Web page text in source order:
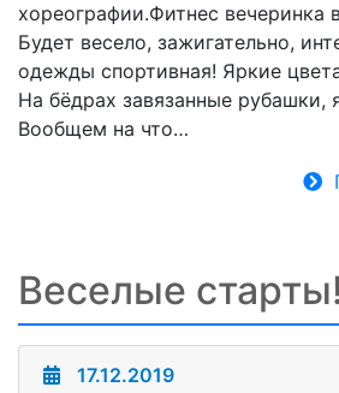
хореографии.Фитнес вечеринка
Будет весело, зажигательно,
одежды спортивная! Яркие
На бёдрах завязанные рубашки,
Вообщем на что…
Веселые старты!
17.12.2019